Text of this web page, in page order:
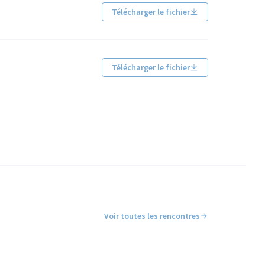
Télécharger le fichier
Télécharger le fichier
Voir toutes les rencontres
utilisé avec un lecteur d'écran, mais il peut être difficile à